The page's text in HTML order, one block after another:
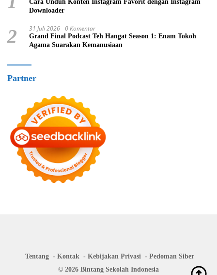
Cara Unduh Konten Instagram Favorit dengan Instagram
Downloader
2 31 Juli 2026 0 Komentar
Grand Final Podcast Teh Hangat Season 1: Enam Tokoh
Agama Suarakan Kemanusiaan
Partner
Tentang Kontak Kebijakan Privasi
Pedoman Siber
© 2026 Bintang Sekolah Indonesia